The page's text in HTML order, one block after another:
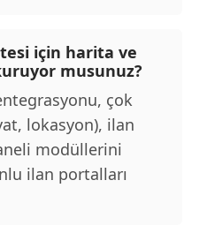
için harita ve
musunuz?
çok
lokasyon), ilan
modüllerini
ilan portalları